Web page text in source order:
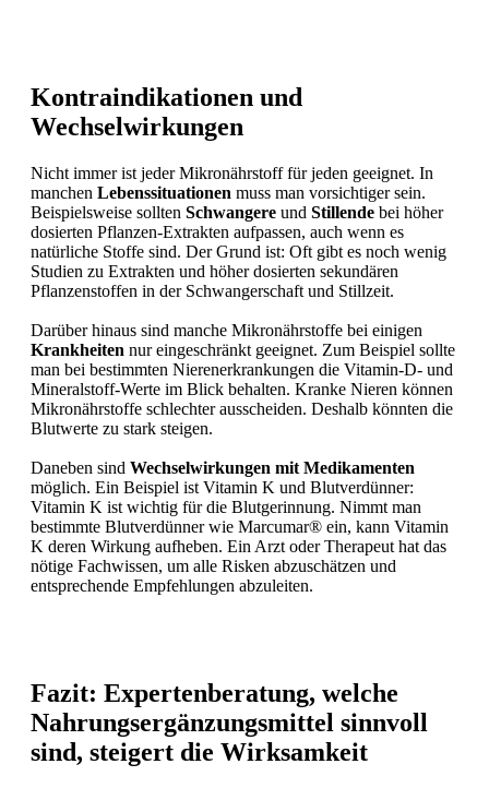
Kontraindikationen und
Wechselwirkungen
Nicht immer ist jeder Mikronährstoff für jeden geeignet. In
manchen Lebenssituationen muss man vorsichtiger sein.
Beispielsweise sollten Schwangere und Stillende bei höher
dosierten Pflanzen-Extrakten aufpassen, auch wenn es
natürliche Stoffe sind. Der Grund ist: Oft gibt es noch wenig
Studien zu Extrakten und höher dosierten sekundären
Pflanzenstoffen in der Schwangerschaft und Stillzeit.
Darüber hinaus sind manche Mikronährstoffe bei einigen
Krankheiten nur eingeschränkt geeignet. Zum Beispiel sollte
man bei bestimmten Nierenerkrankungen die Vitamin-D- und
Mineralstoff-Werte im Blick behalten. Kranke Nieren können
Mikronährstoffe schlechter ausscheiden. Deshalb könnten die
Blutwerte zu stark steigen.
Daneben sind Wechselwirkungen mit Medikamenten
möglich. Ein Beispiel ist Vitamin K und Blutverdünner:
Vitamin K ist wichtig für die Blutgerinnung. Nimmt man
bestimmte Blutverdünner wie Marcumar® ein, kann Vitamin
K deren Wirkung aufheben. Ein Arzt oder Therapeut hat das
nötige Fachwissen, um alle Risken abzuschätzen und
entsprechende Empfehlungen abzuleiten.
Fazit: Expertenberatung, welche
Nahrungsergänzungsmittel sinnvoll
sind, steigert die Wirksamkeit